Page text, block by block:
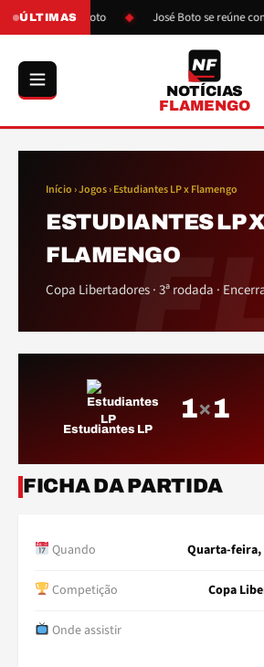
ÚLTIMAS
pressão de Boto José Boto se reúne
NF
NOTÍCIAS
FLAMENGO
Início › Jogos › Estudiantes LP x Flamengo
ESTUDIANTES LP X
FLAMENGO
Copa Libertadores · 3ª rodada ·
Estudiantes LP
1× 1
FICHA DA PARTIDA
Quando Quarta-feira,
Competição Copa
Onde assistir